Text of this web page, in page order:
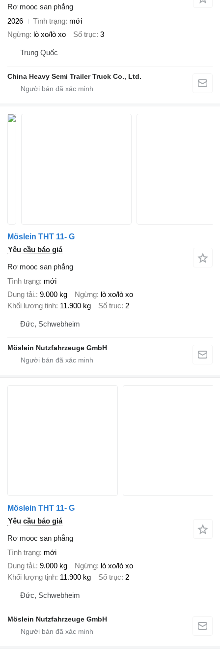
Rơ mooc san phẳng
2026
Tình trạng mới
Ngừng lò xo/lò xo Số trục 3
Trung Quốc
China Heavy Semi Trailer Truck Co., Ltd.
Möslein THT 11- G
Yêu cầu báo giá
Rơ mooc san phẳng
Tình trạng mới
Dung tải. 9.000 kg Ngừng lò xo/lò xo
Khối lượng tịnh 11.900 kg Số trục 2
Đức, Schwebheim
Möslein Nutzfahrzeuge GmbH
Möslein THT 11- G
Yêu cầu báo giá
Rơ mooc san phẳng
Tình trạng mới
Dung tải. 9.000 kg Ngừng lò xo/lò xo
Khối lượng tịnh 11.900 kg Số trục 2
Đức, Schwebheim
Möslein Nutzfahrzeuge GmbH